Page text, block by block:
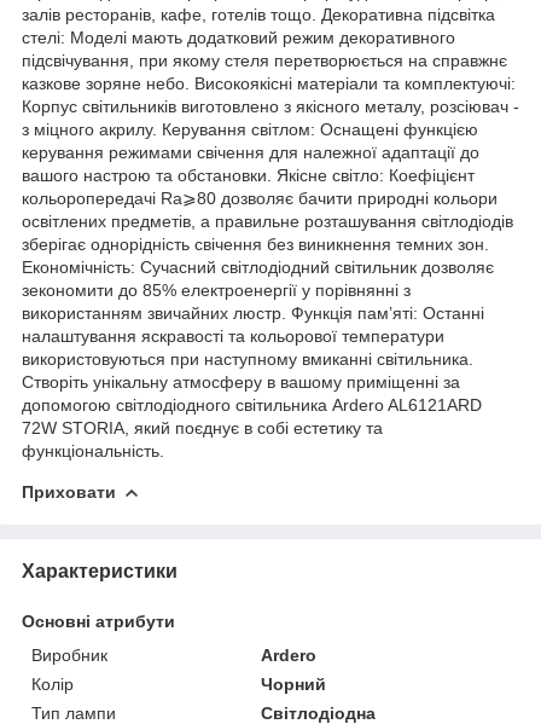
залів ресторанів, кафе, готелів тощо. Декоративна підсвітка
стелі: Моделі мають додатковий режим декоративного
підсвічування, при якому стеля перетворюється на справжнє
казкове зоряне небо. Високоякісні матеріали та комплектуючі:
Корпус світильників виготовлено з якісного металу, розсіювач -
з міцного акрилу. Керування світлом: Оснащені функцією
керування режимами свічення для належної адаптації до
вашого настрою та обстановки. Якісне світло: Коефіцієнт
кольоропередачі Ra⩾80 дозволяє бачити природні кольори
освітлених предметів, а правильне розташування світлодіодів
зберігає однорідність свічення без виникнення темних зон.
Економічність: Сучасний світлодіодний світильник дозволяє
зекономити до 85% електроенергії у порівнянні з
використанням звичайних люстр. Функція пам’яті: Останні
налаштування яскравості та кольорової температури
використовуються при наступному вмиканні світильника.
Створіть унікальну атмосферу в вашому приміщенні за
допомогою світлодіодного світильника Ardero AL6121ARD
72W STORIA, який поєднує в собі естетику та
функціональність.
Приховати
Характеристики
Основні атрибути
Виробник
Ardero
Колір
Чорний
Тип лампи
Світлодіодна